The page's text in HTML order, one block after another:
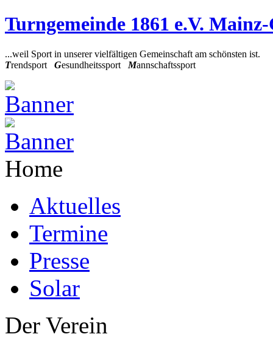
Turngemeinde 1861 e.V.
...weil Sport in unserer vielfältigen Gemeinschaft am schönsten ist.
Trendsport Gesundheitssport Mannschaftssport
Home
Aktuelles
Termine
Presse
Solar
Der Verein